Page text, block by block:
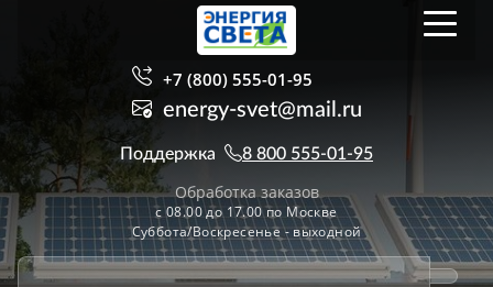
+7 (800) 555-01-95
energy-svet@mail.ru
Поддержка 8 800 555-01-95
Обработка заказов
с 08.00 до 17.00 по Москве
Суббота/Воскресенье - выходной